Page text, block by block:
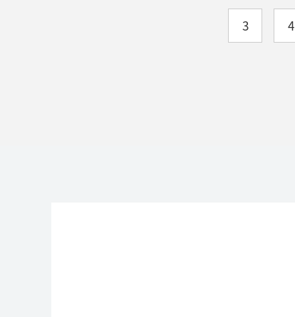
3 4